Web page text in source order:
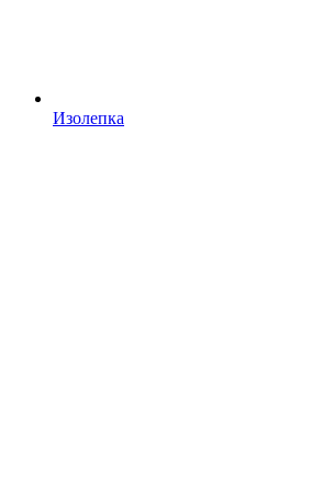
Изолепка